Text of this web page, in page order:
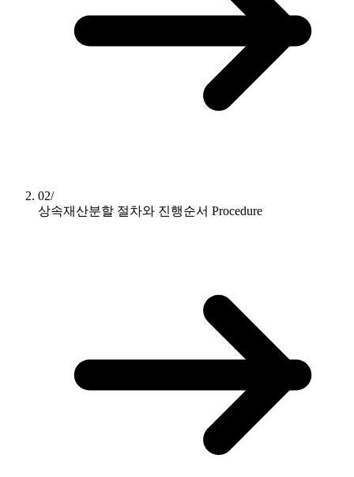
02/
상속재산분할 절차와 진행순서 Procedure